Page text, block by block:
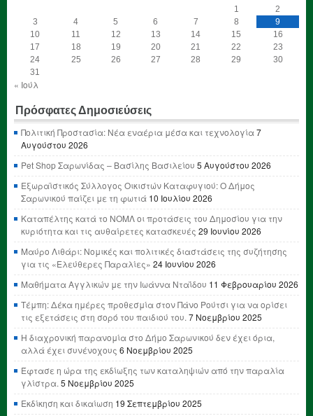
1
2
3
4 5 6 7 8
9
10
11 12 13 14 15
16
17
18 19 20 21 22
23
24
25 26 27 28 29
30
31
« Ιούλ
Πρόσφατες Δημοσιεύσεις
Πολιτική Προστασία: Νέα εναέρια μέσα και τεχνολογία7
Αυγούστου 2026
Pet Shop Σαρωνίδας – Βασίλης Βασιλείου 5 Αυγούστου 2026
Εξωραϊστικός Σύλλογος Οικιστών Καταφυγιού: Ο Δήμος
Σαρωνικού παίζει με τη φωτιά 10 Ιουλίου 2026
Καταπέλτης κατά το ΝΟΜΛ οι προτάσεις του Δημοσίου για την
κυριότητα και τις αυθαίρετες κατασκευές 29 Ιουνίου 2026
Μαύρο Λιθάρι: Νομικές και πολιτικές διαστάσεις της συζήτησης
για τις «Ελεύθερες Παραλίες» 24 Ιουνίου 2026
Μαθήματα Αγγλικών με την Ιωάννα Νταΐδου 11 Φεβρουαρίου 2026
Τέμπη: Δέκα ημέρες προθεσμία στον Πάνο Ρούτσι για να ορίσει
τις εξετάσεις στη σορό του παιδιού του. 7 Νοεμβρίου 2025
Η διαχρονική παρανομία στο Δήμο Σαρωνικού δεν έχει όρια,
αλλά έχει συνένοχους 6 Νοεμβρίου 2025
Έφτασε η ώρα της εκδίωξης των καταληψιών από την παραλία
γλίστρα. 5 Νοεμβρίου 2025
Εκδίκηση και δικαίωση 19 Σεπτεμβρίου 2025